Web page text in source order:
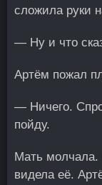
сложила руки
— Ну и что
Артём пожал
— Ничего.
пойду.
Мать молчала.
видела её.